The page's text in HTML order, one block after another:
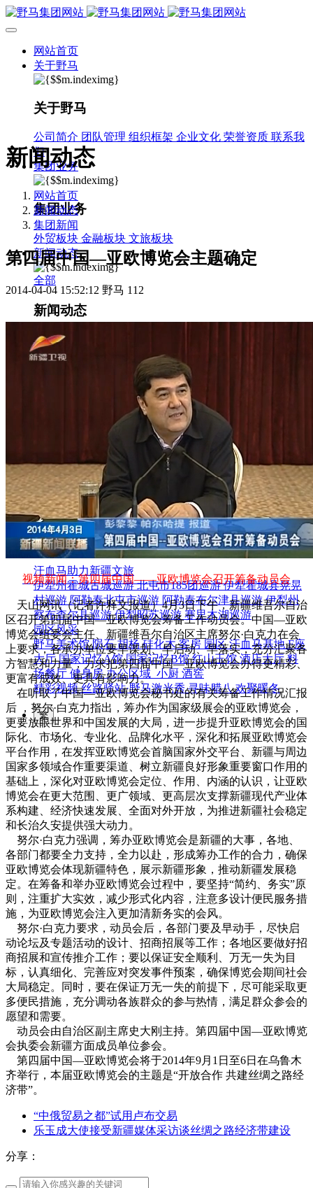
网站首页
关于野马
关于野马
公司简介 团队管理 组织框架 企业文化 荣誉资质 联系我
们
集团业务
集团业务
外贸板块 金融板块 文旅板块
新闻动态
全部
新闻动态
集团新闻
往来名人
社会招聘 校园招聘
视觉文化
全部
视觉文化
汗血马助力新疆文旅
伊犁州霍城古城巡游 北屯市185团巡游 伊犁霍城县晃晃
村巡游 阿勒泰北屯市巡游 阿勒泰布尔津县巡游 伊犁州
察布查尔县巡游 伊犁昭苏巡游 赛里木湖巡游
园区风采
野马美术馆 陨石 胡杨 硅化木 客房 园区 汗血马基地 F座
大厅 国家记忆A馆 国家记忆B馆 红山玉馆 酒店大厅 料
场餐厅 健身房 办公区域 小厨 酒窖
精彩视频 丝路驿站·野马激光秀 寻味腊八 欢聚暖冬
繁
新闻动态
网站首页
新闻动态
集团新闻
第四届中国—亚欧博览会主题确定
2014-04-04 15:52:12 野马 112
视频新闻：第四届中国——亚欧博览会召开筹备动员会
天山网讯（记者许释文报道）4月3日下午，新疆维吾尔自治
区召开第四届中国—亚欧博览会筹备工作动员会。中国—亚欧
博览会组委会主任、新疆维吾尔自治区主席努尔·白克力在会
上要求，各承办单位要早谋划、早启动、早落实，充分汇聚各
方智慧和力量，力求把第四届中国—亚欧博览会办得更精彩、
更富有成效、更具有影响力。
在听取了中国—亚欧博览会秘书处的有关筹备工作情况汇报
后 ，努尔·白克力指出，筹办作为国家级展会的亚欧博览会，
更要放眼世界和中国发展的大局，进一步提升亚欧博览会的国
际化、市场化、专业化、品牌化水平，深化和拓展亚欧博览会
平台作用，在发挥亚欧博览会首脑国家外交平台、新疆与周边
国家多领域合作重要渠道、树立新疆良好形象重要窗口作用的
基础上，深化对亚欧博览会定位、作用、内涵的认识，让亚欧
博览会在更大范围、更广领域、更高层次支撑新疆现代产业体
系构建、经济快速发展、全面对外开放，为推进新疆社会稳定
和长治久安提供强大动力。
努尔·白克力强调，筹办亚欧博览会是新疆的大事，各地、
各部门都要全力支持，全力以赴，形成筹办工作的合力，确保
亚欧博览会体现新疆特色，展示新疆形象，推动新疆发展稳
定。在筹备和举办亚欧博览会过程中，要坚持“简约、务实”原
则，注重扩大实效，减少形式化内容，注意多设计便民服务措
施，为亚欧博览会注入更加清新务实的会风。
努尔·白克力要求，动员会后，各部门要及早动手，尽快启
动论坛及专题活动的设计、招商招展等工作；各地区要做好招
商招展和宣传推介工作；要以保证安全顺利、万无一失为目
标，认真细化、完善应对突发事件预案，确保博览会期间社会
大局稳定。同时，要在保证万无一失的前提下，尽可能采取更
多便民措施，充分调动各族群众的参与热情，满足群众参会的
愿望和需要。
动员会由自治区副主席史大刚主持。第四届中国—亚欧博览
会执委会新疆方面成员单位参会。
第四届中国—亚欧博览会将于2014年9月1日至6日在乌鲁木
齐举行，本届亚欧博览会的主题是“开放合作 共建丝绸之路经
济带”。
“中俄贸易之都”试用卢布交易
乐玉成大使接受新疆媒体采访谈丝绸之路经济带建设
分享：